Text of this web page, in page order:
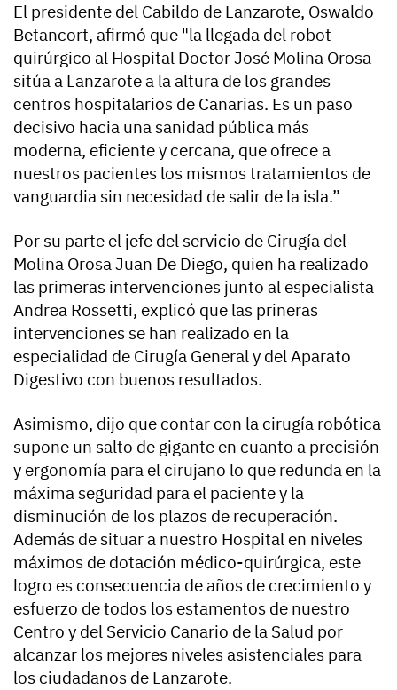
El presidente del Cabildo de Lanzarote, Oswaldo
Betancort, afirmó que "la llegada del robot
quirúrgico al Hospital Doctor José Molina Orosa
sitúa a Lanzarote a la altura de los grandes
centros hospitalarios de Canarias. Es un paso
decisivo hacia una sanidad pública más
moderna, eficiente y cercana, que ofrece a
nuestros pacientes los mismos tratamientos de
vanguardia sin necesidad de salir de la isla.”
Por su parte el jefe del servicio de Cirugía del
Molina Orosa Juan De Diego, quien ha realizado
las primeras intervenciones junto al especialista
Andrea Rossetti, explicó que las prineras
intervenciones se han realizado en la
especialidad de Cirugía General y del Aparato
Digestivo con buenos resultados.
Asimismo, dijo que contar con la cirugía robótica
supone un salto de gigante en cuanto a precisión
y ergonomía para el cirujano lo que redunda en la
máxima seguridad para el paciente y la
disminución de los plazos de recuperación.
Además de situar a nuestro Hospital en niveles
máximos de dotación médico-quirúrgica, este
logro es consecuencia de años de crecimiento y
esfuerzo de todos los estamentos de nuestro
Centro y del Servicio Canario de la Salud por
alcanzar los mejores niveles asistenciales para
los ciudadanos de Lanzarote.